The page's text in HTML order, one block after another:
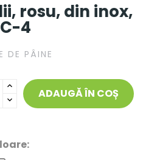
rosu, din inox,
4
DE PÂINE
ADAUGĂ ÎN COȘ